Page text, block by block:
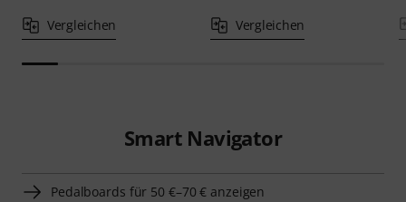
Vergleichen Vergleichen
Smart Navigator
Pedalboards für 50 €–70 € anzeigen